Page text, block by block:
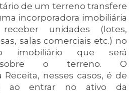
de um terreno transfere
incorporadora imobiliária
unidades (lotes,
salas comerciais etc.) no
imobiliário que será
sobre o terreno. O
nesses casos, é de
ao entrar no ativo da